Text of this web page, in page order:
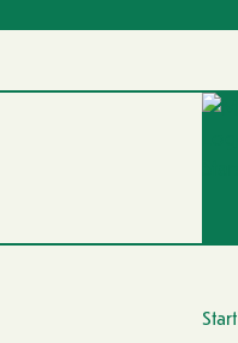
Start